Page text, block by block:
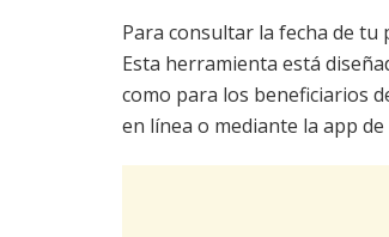
Para consultar la fecha de tu
Esta herramienta está
como para los beneficiarios
en línea o mediante la app de